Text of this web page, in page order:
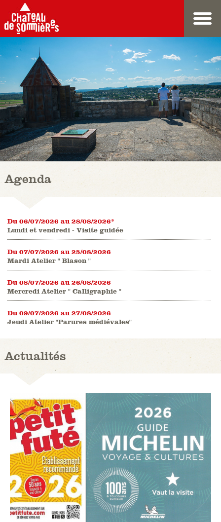
Agenda
Du 06/07/2026 au 28/08/2026*
Lundi et vendredi - Visite guidée
Du 07/07/2026 au 25/08/2026
Mardi Atelier " Blason "
Du 08/07/2026 au 26/08/2026
Mercredi Atelier " Calligraphie "
Du 09/07/2026 au 27/08/2026
Jeudi Atelier "Parures médiévales"
Actualités